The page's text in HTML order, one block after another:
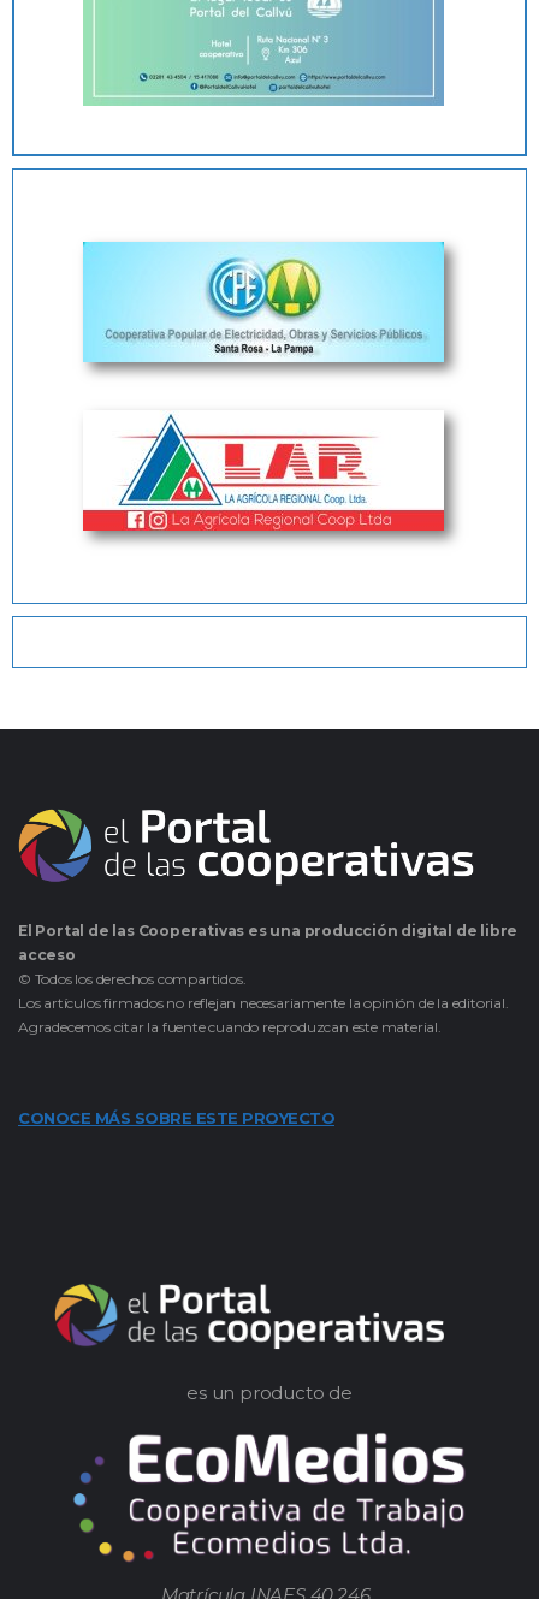
El Portal de las Cooperativas es una producción digital de libre
acceso
© Todos los derechos compartidos.
Los artículos firmados no reflejan necesariamente la opinión de la editorial.
Agradecemos citar la fuente cuando reproduzcan este material.
CONOCE MÁS SOBRE ESTE PROYECTO
es un producto de
Matrícula INAES 40.246.